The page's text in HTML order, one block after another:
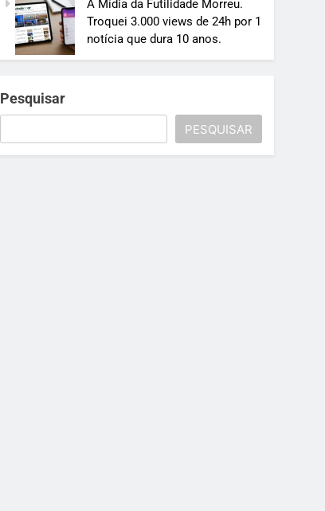
A Mídia da Futilidade Morreu.
Troquei 3.000 views de 24h por 1
notícia que dura 10 anos.
Pesquisar
PESQUISAR